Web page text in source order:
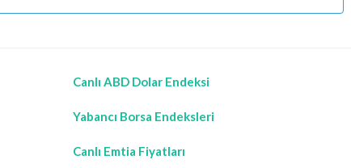
Canlı ABD Dolar Endeksi
Yabancı Borsa Endeksleri
Canlı Emtia Fiyatları